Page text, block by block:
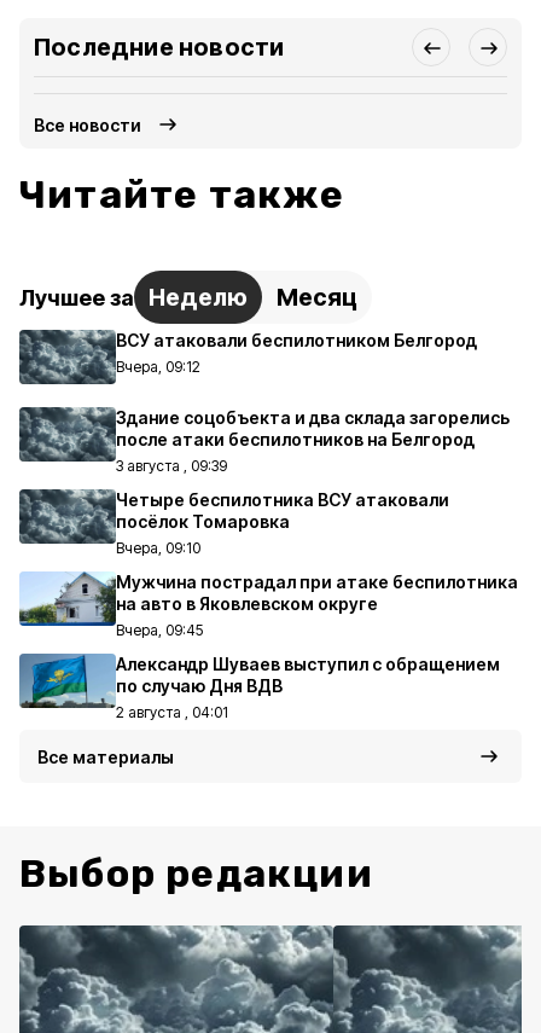
Последние новости
Все новости
Читайте также
Лучшее за Неделю Месяц
ВСУ атаковали беспилотником Белгород
Вчера, 09:12
Здание соцобъекта и два склада загорелись
после атаки беспилотников на Белгород
3 августа , 09:39
Четыре беспилотника ВСУ атаковали
посёлок Томаровка
Вчера, 09:10
Мужчина пострадал при атаке беспилотника
на авто в Яковлевском округе
Вчера, 09:45
Александр Шуваев выступил с обращением
по случаю Дня ВДВ
2 августа , 04:01
Все материалы
Выбор редакции